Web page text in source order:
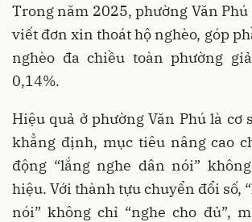
Trong năm 2025, phường Văn
viết đơn xin thoát hộ nghèo, góp
nghèo đa chiều toàn phường
0,14%.
Hiệu quả ở phường Văn Phú là cơ
khẳng định, mục tiêu nâng cao
động “lắng nghe dân nói”
hiệu. Với thành tựu chuyển đổi số,
nói” không chỉ “nghe cho đủ”,